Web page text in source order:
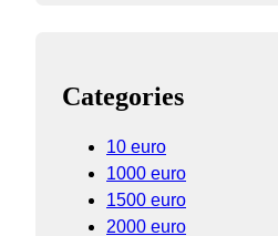
Categories
10 euro
1000 euro
1500 euro
2000 euro